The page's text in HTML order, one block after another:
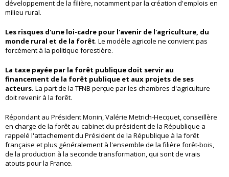
développement de la filière, notamment par la création d'emplois en
milieu rural.
Les risques d'une loi-cadre pour l'avenir de l'agriculture, du
monde rural et de la forêt. Le modèle agricole ne convient pas
forcément à la politique forestière.
La taxe payée par la forêt publique doit servir au
financement de la forêt publique et aux projets de ses
acteurs. La part de la TFNB perçue par les chambres d'agriculture
doit revenir à la forêt.
Répondant au Président Monin, Valérie Metrich-Hecquet, conseillère
en charge de la forêt au cabinet du président de la République a
rappelé l'attachement du Président de la République à la forêt
française et plus généralement à l'ensemble de la filière forêt-bois,
de la production à la seconde transformation, qui sont de vrais
atouts pour la France.